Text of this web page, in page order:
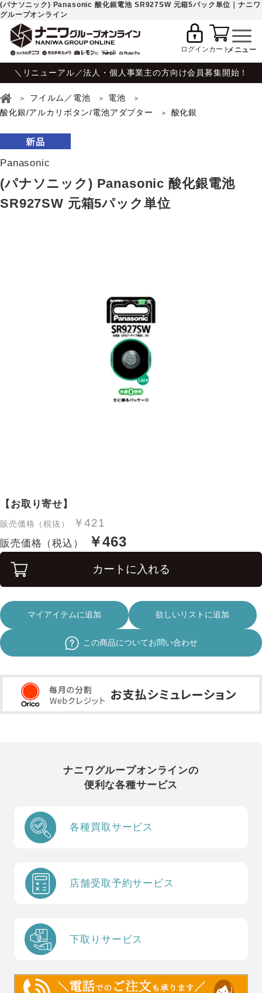
(パナソニック) Panasonic 酸化銀電池 SR927SW 元箱5パック単位｜ナニワ
グループオンライン
ログインカート
＼リニューアル／法人・個人事業主の方向け会員募集開始！
フイルム／電池
電池
酸化銀/アルカリボタン/電池アダプター
酸化銀
Panasonic
(パナソニック) Panasonic 酸化銀電池
SR927SW 元箱5パック単位
【お取り寄せ】
販売価格（税抜） ￥421
販売価格（税込） ￥463
カートに入れる
マイアイテムに追加 欲しいリストに追加
この商品についてお問い合わせ
ナニワグループオンラインの
便利な各種サービス
各種買取サービス
店舗受取予約サービス
下取りサービス